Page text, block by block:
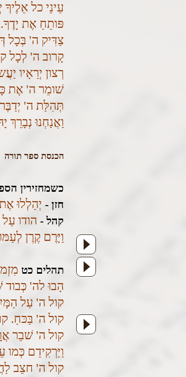
עֵינֵי כל
פּותֵחַ אֶת
צַדִּיק ה' בְּכָל
קָרוב ה' לְכָל
רְצון יְרֵאָיו
שׁומֵר ה' אֶת
תְּהִלַּת ה'
וַאֲנַחְנוּ נְבָרֵךְ
הכנסת ספר תורה
כשמחזירין
חזן - יְהַלְלוּ
קהל - הודו
וַיָּרֶם קֶרֶן
תהלים כט
הָבוּ לה'
קול ה' עַל
קול ה' בַּכּחַ.
קול ה' שׁבֵר
וַיַּרְקִידֵם כְּמו
קול ה' חצֵב